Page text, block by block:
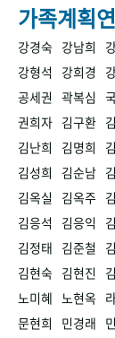
VR 역사관
가족계획
강경숙 강남희
강형석
강희경
공세권 곽복심
권희자 김구환
김난희
김명희
김성희
김순남
김옥실
김옥주
김응석
김응익
김정태 김준철
김현숙 김현진
노미혜 노현옥
문현희
민경래